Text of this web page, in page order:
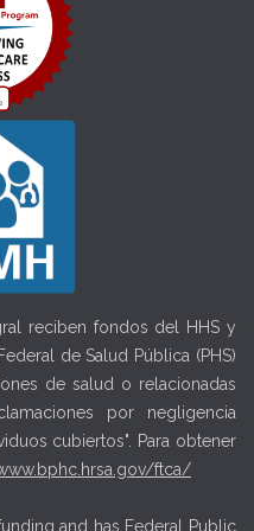
reciben fondos del HHS y
de Salud Pública (PHS)
de salud o relacionadas
por negligencia
cubiertos". Para obtener
ftca/
and has Federal Public